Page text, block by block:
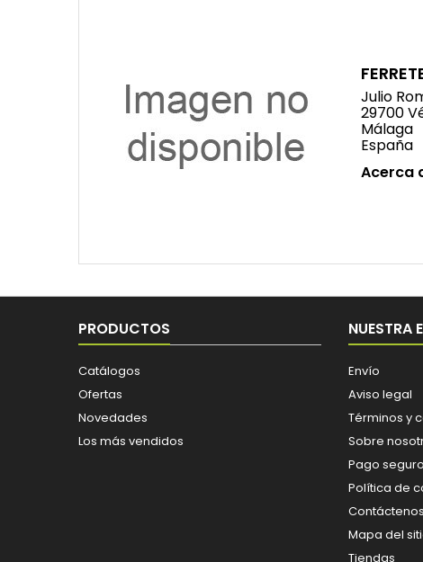
Julio
29700
Málaga
España
Acerca
PRODUCTOS
Catálogos
Ofertas
Novedades
Los más vendidos
NUESTRA
Envío
Aviso legal
Términos y
Sobre
Pago seguro
Política de
Contáctenos
Mapa del
Tiendas